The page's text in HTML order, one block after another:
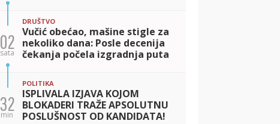
pogodiće ove delove zemlje
02
sata
DRUŠTVO
Vučić obećao, mašine stigle za
nekoliko dana: Posle decenija
čekanja počela izgradnja puta
32
min
POLITIKA
ISPLIVALA IZJAVA KOJOM
BLOKADERI TRAŽE APSOLUTNU
POSLUŠNOST OD KANDIDATA!